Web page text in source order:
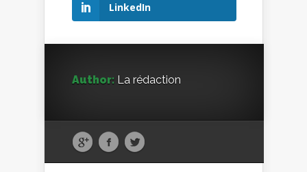
LinkedIn
Author: La rédaction